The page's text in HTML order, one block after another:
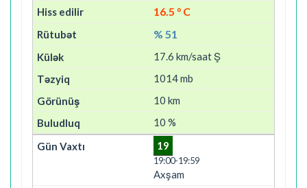
16.5 ° C
% 51
17.6 km/saat Ş
1014 mb
10 km
10 %
19
19:00-19:59
Axşam